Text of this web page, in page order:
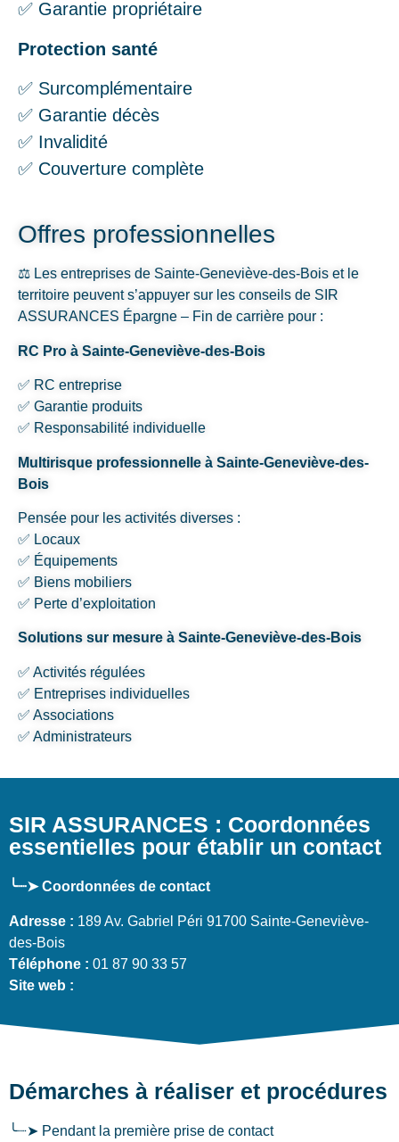
✅ Garantie propriétaire
Protection santé
✅ Surcomplémentaire
✅ Garantie décès
✅ Invalidité
✅ Couverture complète
Offres professionnelles
⚖️ Les entreprises de Sainte-Geneviève-des-Bois et le
territoire peuvent s’appuyer sur les conseils de SIR
ASSURANCES Épargne – Fin de carrière pour :
RC Pro à Sainte-Geneviève-des-Bois
✅ RC entreprise
✅ Garantie produits
✅ Responsabilité individuelle
Multirisque professionnelle à Sainte-Geneviève-des-
Bois
Pensée pour les activités diverses :
✅ Locaux
✅ Équipements
✅ Biens mobiliers
✅ Perte d’exploitation
Solutions sur mesure à Sainte-Geneviève-des-Bois
✅ Activités régulées
✅ Entreprises individuelles
✅ Associations
✅ Administrateurs
SIR ASSURANCES : Coordonnées
essentielles pour établir un contact
╰┈➤ Coordonnées de contact
Adresse : 189 Av. Gabriel Péri 91700 Sainte-Geneviève-
des-Bois
Téléphone : 01 87 90 33 57
Site web :
Démarches à réaliser et procédures
╰┈➤ Pendant la première prise de contact